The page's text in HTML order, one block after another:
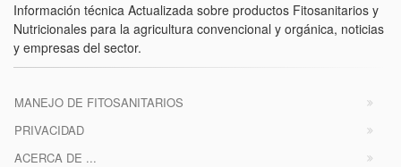
Información técnica Actualizada sobre productos Fitosanitarios y
Nutricionales para la agricultura convencional y orgánica, noticias
y empresas del sector.
MANEJO DE FITOSANITARIOS
PRIVACIDAD
ACERCA DE ...